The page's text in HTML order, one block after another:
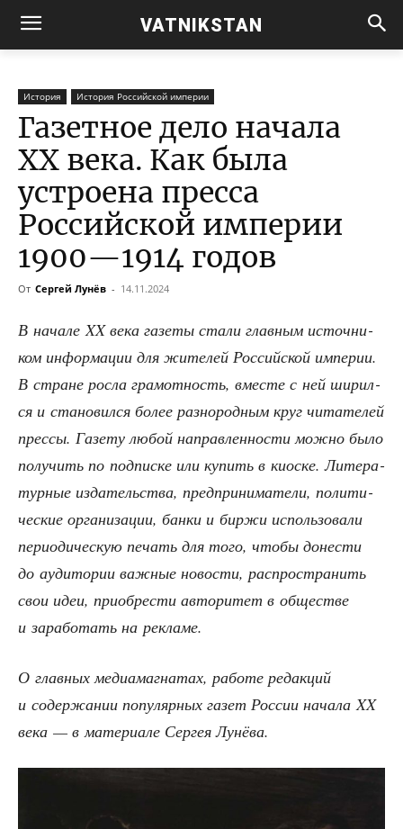
VATNIKSTAN
История История Российской империи
Газетное дело начала
XX века. Как была
устроена пресса
Российской империи
1900—1914 годов
От Сергей Лунёв - 14.11.2024
В нача­ле XX века газе­ты ста­ли глав­ным источ­ни­
ком инфор­ма­ции для жите­лей Рос­сий­ской импе­рии.
В стране рос­ла гра­мот­ность, вме­сте с ней ширил­
ся и ста­но­вил­ся более раз­но­род­ным круг чита­те­лей
прес­сы. Газе­ту любой направ­лен­но­сти мож­но было
полу­чить по под­пис­ке или купить в киос­ке. Лите­ра­
тур­ные изда­тель­ства, пред­при­ни­ма­те­ли, поли­ти­
че­ские орга­ни­за­ции, бан­ки и бир­жи исполь­зо­ва­ли
пери­о­ди­че­скую печать для того, что­бы доне­сти
до ауди­то­рии важ­ные ново­сти, рас­про­стра­нить
свои идеи, при­об­ре­сти авто­ри­тет в обще­стве
и зара­бо­тать на рекламе.
О глав­ных медиа­маг­на­тах, рабо­те редак­ций
и содер­жа­нии попу­ляр­ных газет Рос­сии нача­ла XX
века — в мате­ри­а­ле Сер­гея Лунёва.